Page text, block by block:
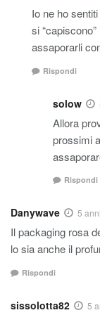
Io ne ho
si
assaporarli
Rispondi
solow
Allora
prossimi
Rispondi
Danywave 5
Il packaging rosa
lo sia anche il
Rispondi
sissolotta82 5